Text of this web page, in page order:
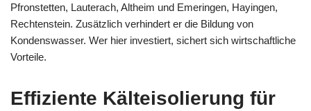
Pfronstetten, Lauterach, Altheim und Emeringen, Hayingen,
Rechtenstein. Zusätzlich verhindert er die Bildung von
Kondenswasser. Wer hier investiert, sichert sich wirtschaftliche
Vorteile.
Effiziente Kälteisolierung für